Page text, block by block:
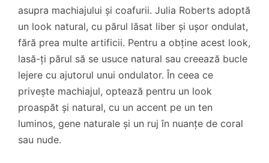
asupra machiajului și coafurii. Julia Roberts adoptă
un look natural, cu părul lăsat liber și ușor ondulat,
fără prea multe artificii. Pentru a obține acest look,
lasă-ți părul să se usuce natural sau creează bucle
lejere cu ajutorul unui ondulator. În ceea ce
privește machiajul, optează pentru un look
proaspăt și natural, cu un accent pe un ten
luminos, gene naturale și un ruj în nuanțe de coral
sau nude.